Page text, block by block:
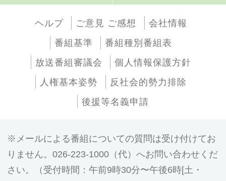
ヘルプ ご意見 ご感想
会社情報
番組基準
番組種別番組表
放送番組審議会
個人情報保護方針
人権基本姿勢
反社会的勢力排除
後援等名義申請
メールによる番組についての質問は受け付けてお
りません。026-223-1000（代）へお問い合わせくだ
さい。（受付時間：午前9時30分〜午後6時[土・